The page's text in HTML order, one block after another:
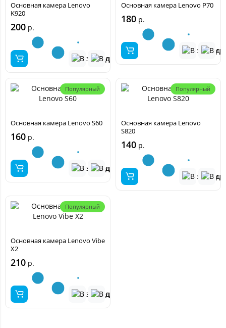
Основная камера Lenovo
K920
200 р.
Основная камера Lenovo P70
180 р.
Популярный
Основная камера Lenovo S60
160 р.
Популярный
Основная камера Lenovo
S820
140 р.
Популярный
Основная камера Lenovo Vibe
X2
210 р.